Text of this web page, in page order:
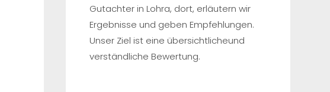
Gutachter in Lohra, dort, erläutern wir
Ergebnisse und geben Empfehlungen.
Unser Ziel ist eine übersichtlicheund
verständliche Bewertung.